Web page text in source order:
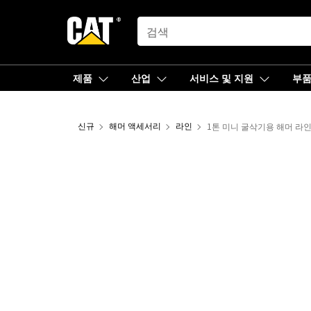
SEARCH
제품 산업 서비스 및 지원 부품
신규 해머 액세서리 라인 1톤 미니 굴삭기용 해머 라인